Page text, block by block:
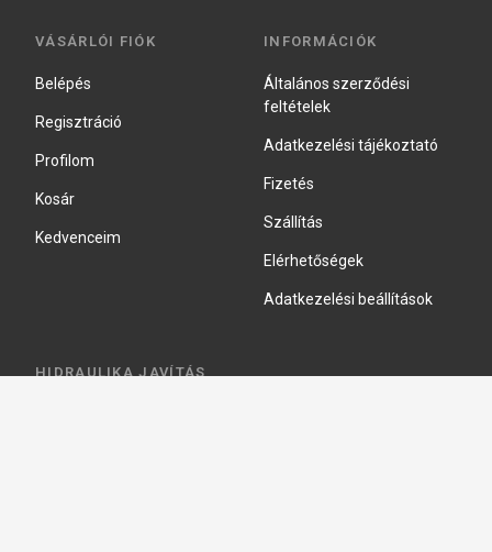
VÁSÁRLÓI FIÓK
Belépés
Regisztráció
Profilom
Kosár
Kedvenceim
INFORMÁCIÓK
Általános szerződési
feltételek
Adatkezelési tájékoztató
Fizetés
Szállítás
Elérhetőségek
Adatkezelési beállítások
HIDRAULIKA JAVÍTÁS